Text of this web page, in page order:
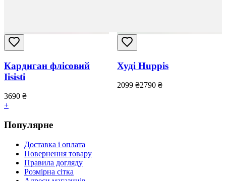
Кардиган флісовий
Iisisti
3690 ₴
+
Худі Huppis
2099 ₴2790 ₴
Популярне
Доставка і оплата
Повернення товару
Правила догляду
Розмірна сітка